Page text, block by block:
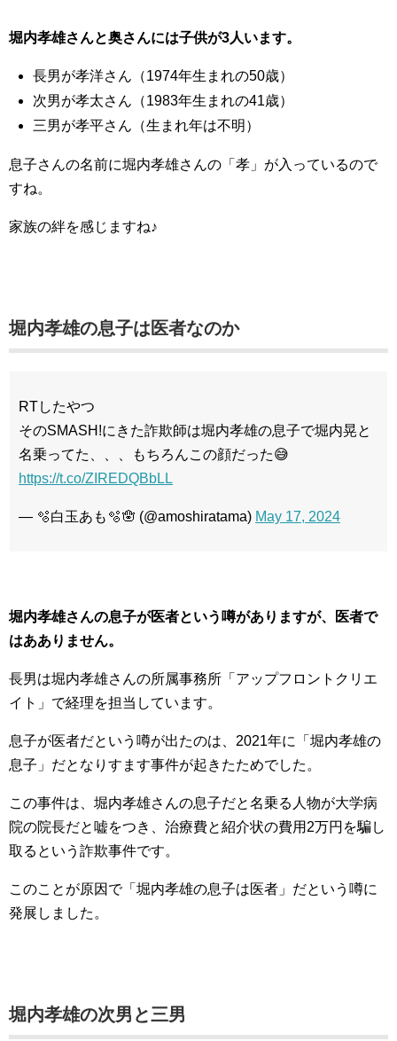
堀内孝雄さんと奥さんには子供が3人います。
長男が孝洋さん（1974年生まれの50歳）
次男が孝太さん（1983年生まれの41歳）
三男が孝平さん（生まれ年は不明）
息子さんの名前に堀内孝雄さんの「孝」が入っているので
すね。
家族の絆を感じますね♪
堀内孝雄の息子は医者なのか
RTしたやつ
そのSMASH!にきた詐欺師は堀内孝雄の息子で堀内晃と
名乗ってた、、、もちろんこの顔だった😅
https://t.co/ZIREDQBbLL
— 🫧白玉あも🫧🪬 (@amoshiratama) May 17, 2024
堀内孝雄さんの息子が医者という噂がありますが、医者で
はあありません。
長男は堀内孝雄さんの所属事務所「アップフロントクリエ
イト」で経理を担当しています。
息子が医者だという噂が出たのは、2021年に「堀内孝雄の
息子」だとなりすます事件が起きたためでした。
この事件は、堀内孝雄さんの息子だと名乗る人物が大学病
院の院長だと嘘をつき、治療費と紹介状の費用2万円を騙し
取るという詐欺事件です。
このことが原因で「堀内孝雄の息子は医者」だという噂に
発展しました。
堀内孝雄の次男と三男